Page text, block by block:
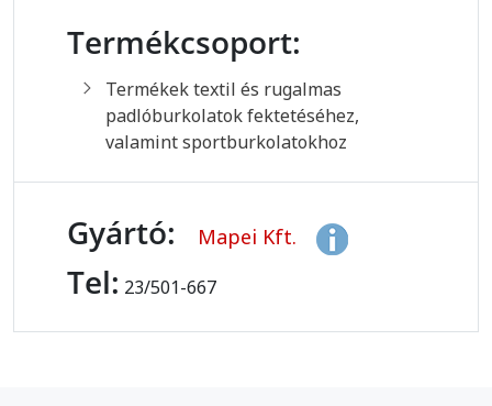
Termékcsoport:
Termékek textil és rugalmas
padlóburkolatok fektetéséhez,
valamint sportburkolatokhoz
Gyártó: Mapei Kft.
Tel: 23/501-667